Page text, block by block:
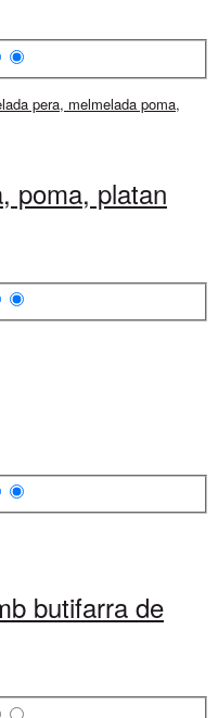
poma, platan
butifarra de